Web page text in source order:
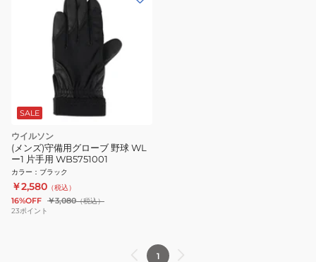
SALE
ウイルソン
(メンズ)守備用グローブ 野球 WL
ー1 片手用 WB5751001
カラー ： ブラック
￥2,580 （税込）
16%OFF ￥3,080（税込）
23ポイント
1